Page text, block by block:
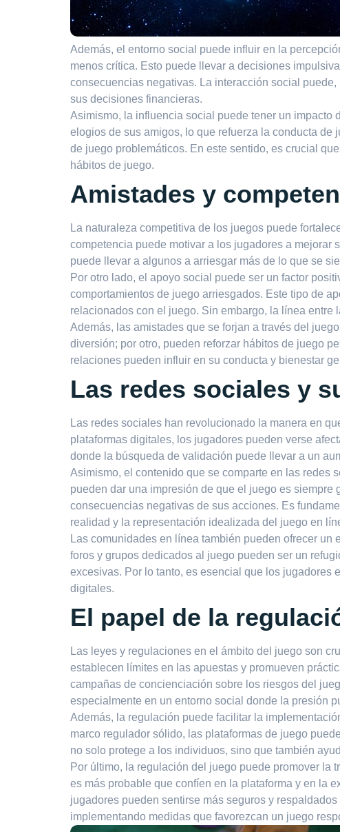
Además, el entorno social puede influir en la
menos crítica. Esto puede llevar a decisiones
consecuencias negativas. La interacción social
sus decisiones financieras.
Asimismo, la influencia social puede tener un
elogios de sus amigos, lo que refuerza la conducta de
de juego problemáticos. En este sentido, es crucial
hábitos de juego.
Amistades y
La naturaleza competitiva de los juegos puede
competencia puede motivar a los jugadores a
puede llevar a algunos a arriesgar más de lo que se
Por otro lado, el apoyo social puede ser un factor
comportamientos de juego arriesgados. Este tipo de
relacionados con el juego. Sin embargo, la línea
Además, las amistades que se forjan a través del
diversión; por otro, pueden reforzar hábitos de juego
relaciones pueden influir en su conducta y bienestar
Las redes sociales y
Las redes sociales han revolucionado la manera en
plataformas digitales, los jugadores pueden verse
donde la búsqueda de validación puede llevar a un
Asimismo, el contenido que se comparte en las redes
pueden dar una impresión de que el juego es
consecuencias negativas de sus acciones. Es
realidad y la representación idealizada del juego en
Las comunidades en línea también pueden ofrecer
foros y grupos dedicados al juego pueden ser un
excesivas. Por lo tanto, es esencial que los
digitales.
El papel de la
Las leyes y regulaciones en el ámbito del juego son
establecen límites en las apuestas y promueven
campañas de concienciación sobre los riesgos del
especialmente en un entorno social donde la presión
Además, la regulación puede facilitar la
marco regulador sólido, las plataformas de juego
no solo protege a los individuos, sino que también
Por último, la regulación del juego puede promover la
es más probable que confíen en la plataforma y en la
jugadores pueden sentirse más seguros y
implementando medidas que favorezcan un juego